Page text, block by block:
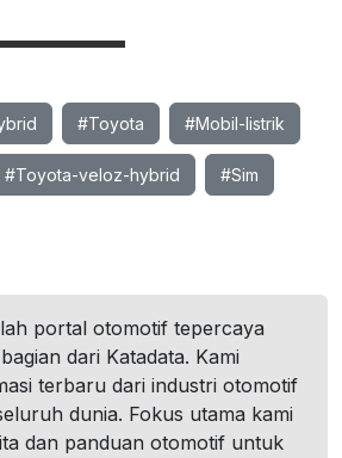
#Toyota #Mobil-listrik
#Toyota-veloz-hybrid #Sim
portal otomotif tepercaya
dari Katadata. Kami
terbaru dari industri otomotif
dunia. Fokus utama kami
dan panduan otomotif untuk